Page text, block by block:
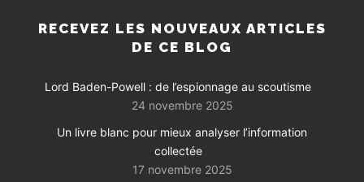
RECEVEZ LES NOUVEAUX ARTICLES
DE CE BLOG
Lord Baden-Powell : de l’espionnage au scoutisme
24 novembre 2025
Un livre blanc pour mieux analyser l’information
collectée
17 novembre 2025